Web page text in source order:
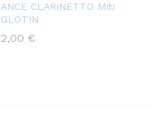
ANCE CLARINETTO MIb
GLOTIN
2,00 €